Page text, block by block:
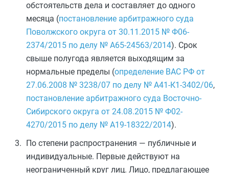
обстоятельств дела и составляет до одного
месяца (постановление арбитражного суда
Поволжского округа от 30.11.2015 № Ф06-
2374/2015 по делу № А65-24563/2014). Срок
свыше полугода является выходящим за
нормальные пределы (определение ВАС РФ от
27.06.2008 № 3238/07 по делу № А41-К1-3402/06,
постановление арбитражного суда Восточно-
Сибирского округа от 24.08.2015 № Ф02-
4270/2015 по делу № А19-18322/2014).
По степени распространения — публичные и
индивидуальные. Первые действуют на
неограниченный круг лиц. Лицо, предлагающее